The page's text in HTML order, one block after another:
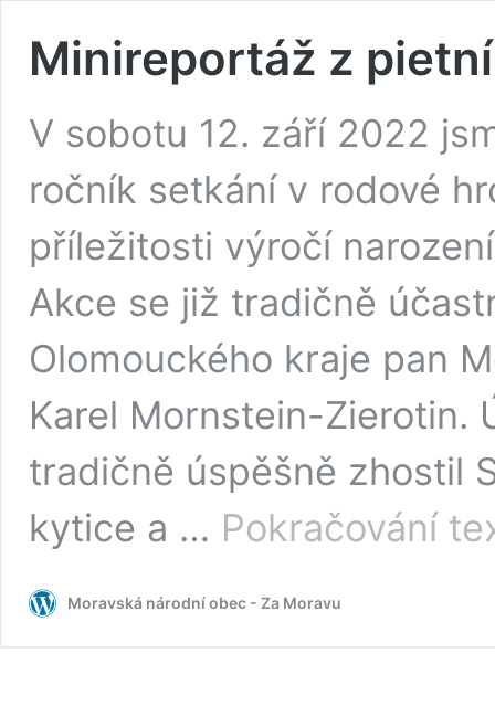
Minireportáž z
V sobotu 12. září 2022
ročník setkání v rodové
příležitosti výročí
Akce se již tradičně
Olomouckého kraje pan
Karel Mornstein-Zierotin.
tradičně úspěšně zhostil
kytice a … Pokračování
Moravská národní obec - Za Moravu